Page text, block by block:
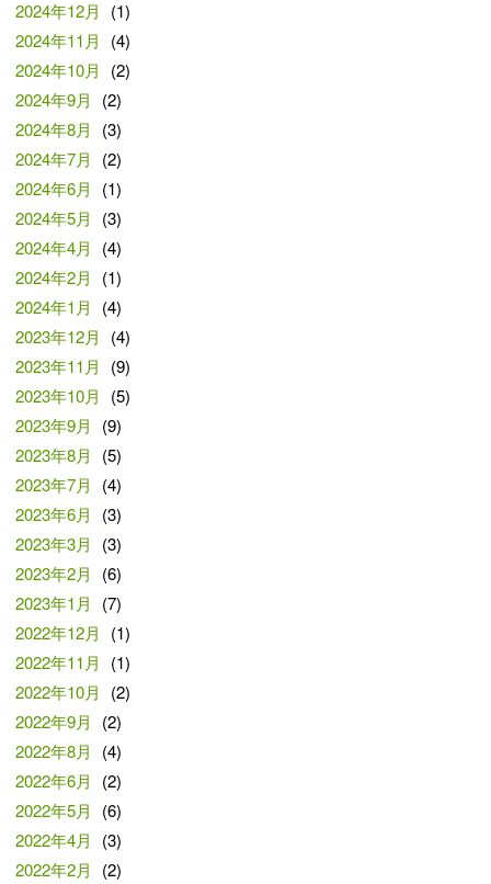
2024年12月
(1)
2024年11月
(4)
2024年10月
(2)
2024年9月
(2)
2024年8月
(3)
2024年7月
(2)
2024年6月
(1)
2024年5月
(3)
2024年4月
(4)
2024年2月
(1)
2024年1月
(4)
2023年12月
(4)
2023年11月
(9)
2023年10月
(5)
2023年9月
(9)
2023年8月
(5)
2023年7月
(4)
2023年6月
(3)
2023年3月
(3)
2023年2月
(6)
2023年1月
(7)
2022年12月
(1)
2022年11月
(1)
2022年10月
(2)
2022年9月
(2)
2022年8月
(4)
2022年6月
(2)
2022年5月
(6)
2022年4月
(3)
2022年2月
(2)